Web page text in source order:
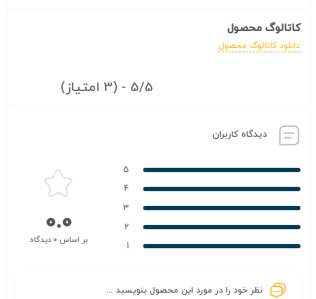
کاتالوگ محصول
دانلود کاتالوگ محصول
5/5 - (3 امتیاز)
دیدگاه کاربران
5
4
3
2
1
0.0
بر اساس 0 دیدگاه
نظر خود را در مورد این محصول بنویسید ...